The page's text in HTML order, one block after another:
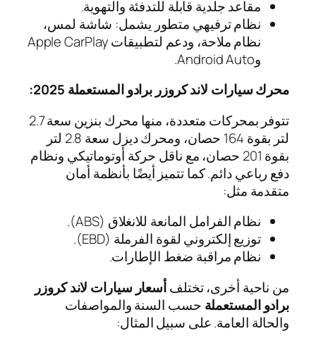
مقاعد جلدية قابلة للتدفئة والتهوية.
نظام ترفيهي متطور يشمل: شاشة لمس،
نظام ملاحة، ودعم لتطبيقات Apple CarPlay
وAndroid Auto.
محرك سيارات لاند كروزر برادو المستعملة 2025:
تتوفر بمحركات متعددة، منها محرك بنزين سعة 2.7
لتر بقوة 164 حصان، ومحرك ديزل سعة 2.8 لتر
بقوة 201 حصان، مع ناقل حركة أوتوماتيكي ونظام
دفع رباعي دائم. كما تتميز أيضًا بأنظمة أمان
متقدمة مثل:
نظام الفرامل المانعة للانغلاق (ABS).
توزيع إلكتروني لقوة الفرملة (EBD).
نظام مراقبة ضغط الإطارات.
من ناحية أخرى، تختلفأسعار سيارات لاند كروزر
برادو المستعملة حسب السنة والمواصفات
والحالة العامة. على سبيل المثال: